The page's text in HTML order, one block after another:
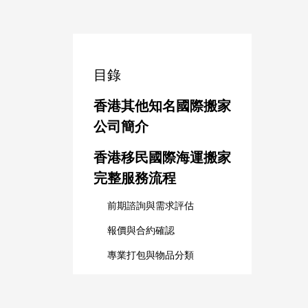
目錄
香港其他知名國際搬家
公司簡介
香港移民國際海運搬家
完整服務流程
前期諮詢與需求評估
報價與合約確認
專業打包與物品分類